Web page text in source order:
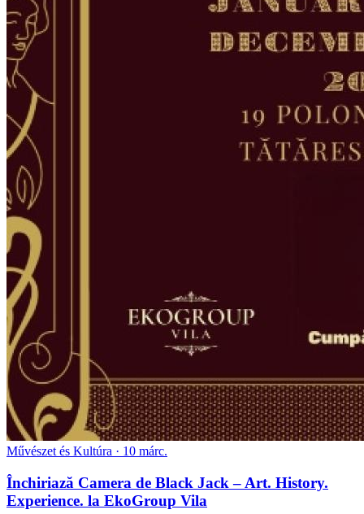
Művészet és Kultúra · 10 márc.
Închiriază Camera de Black Jack – Art. History.
Experience. la EkoGroup Vila